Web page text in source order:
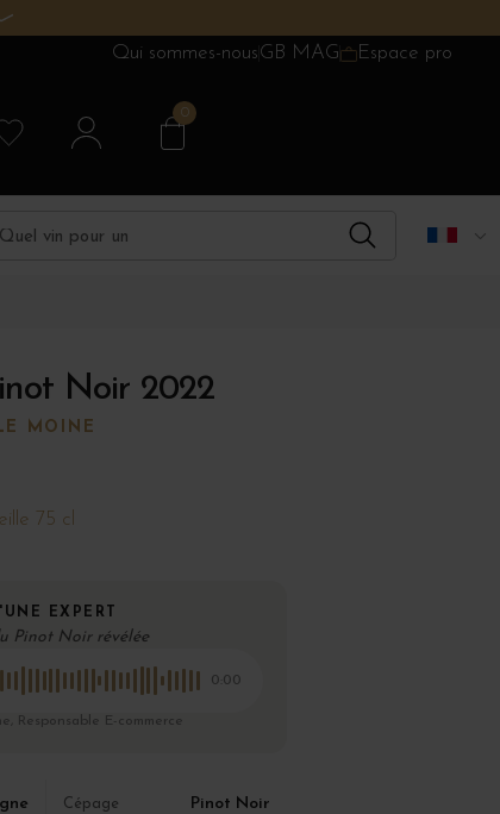
Qui sommes-nousGB MAG Espace pro
0
Noir 2022
MOINE
75 cl
EXPERT
Pinot Noir révélée
0:00
Responsable E-commerce
Cépage Pinot Noir